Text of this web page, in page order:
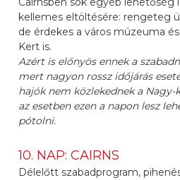
kellemes eltöltésére: rengeteg
de érdekes a város múzeuma
Kert is.
Azért is előnyös ennek a
mert nagyon rossz időjárás
hajók nem közlekednek a Nagy-
az esetben ezen a napon lesz
pótolni.
10. NAP: CAIRNS
Délelőtt szabadprogram,